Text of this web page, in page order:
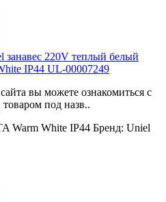
занавес 220V теплый белый
IP44 UL-00007249
вы можете ознакомиться с
под назв..
Warm White IP44 Бренд: Uniel